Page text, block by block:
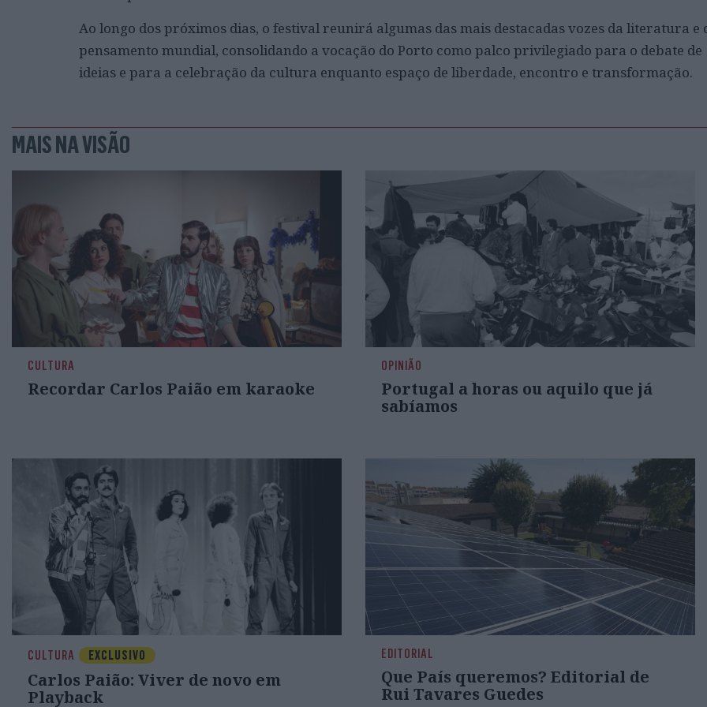
Ao longo dos próximos dias, o festival reunirá algumas das mais destacadas vozes da literatura e
pensamento mundial, consolidando a vocação do Porto como palco privilegiado para o debate de
ideias e para a celebração da cultura enquanto espaço de liberdade, encontro e transformação.
MAIS NA VISÃO
CULTURA
Recordar Carlos Paião em karaoke
OPINIÃO
Portugal a horas ou aquilo que já
sabíamos
CULTURA EXCLUSIVO
Carlos Paião: Viver de novo em
Playback
EDITORIAL
Que País queremos? Editorial de
Rui Tavares Guedes